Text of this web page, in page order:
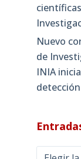
Nuevo
de
INIA
Entradas